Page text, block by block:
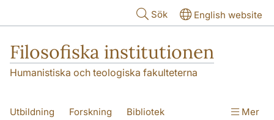
Sök English website
Filosofiska institutionen
Humanistiska och teologiska fakulteterna
Utbildning Forskning Bibliotek Mer